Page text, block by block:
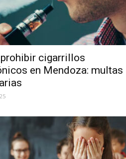
cigarrillos
en Mendoza: multas